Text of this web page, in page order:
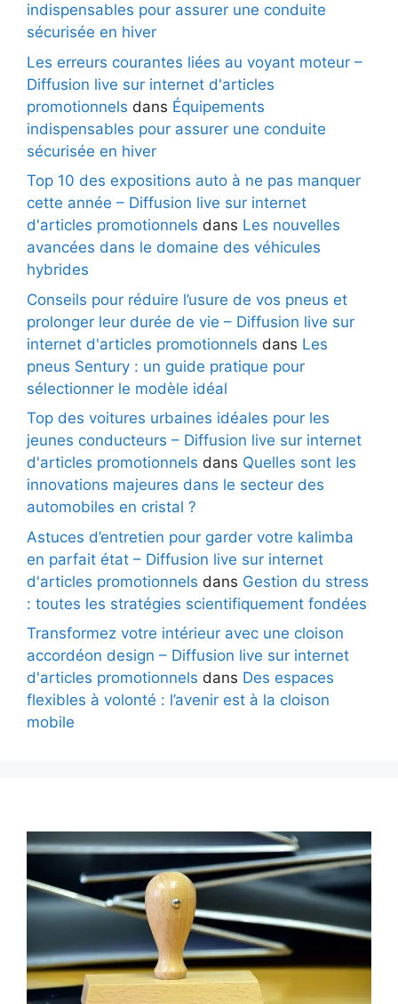
indispensables pour assurer une conduite
sécurisée en hiver
Les erreurs courantes liées au voyant moteur –
Diffusion live sur internet d'articles
promotionnels dans Équipements
indispensables pour assurer une conduite
sécurisée en hiver
Top 10 des expositions auto à ne pas manquer
cette année – Diffusion live sur internet
d'articles promotionnels dans Les nouvelles
avancées dans le domaine des véhicules
hybrides
Conseils pour réduire l’usure de vos pneus et
prolonger leur durée de vie – Diffusion live sur
internet d'articles promotionnels dans Les
pneus Sentury : un guide pratique pour
sélectionner le modèle idéal
Top des voitures urbaines idéales pour les
jeunes conducteurs – Diffusion live sur internet
d'articles promotionnels dans Quelles sont les
innovations majeures dans le secteur des
automobiles en cristal ?
Astuces d’entretien pour garder votre kalimba
en parfait état – Diffusion live sur internet
d'articles promotionnels dans Gestion du stress
: toutes les stratégies scientifiquement fondées
Transformez votre intérieur avec une cloison
accordéon design – Diffusion live sur internet
d'articles promotionnels dans Des espaces
flexibles à volonté : l’avenir est à la cloison
mobile